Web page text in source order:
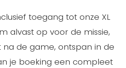
toegang tot onze XL
alvast op voor de missie,
na de game, ontspan in de
je boeking een compleet